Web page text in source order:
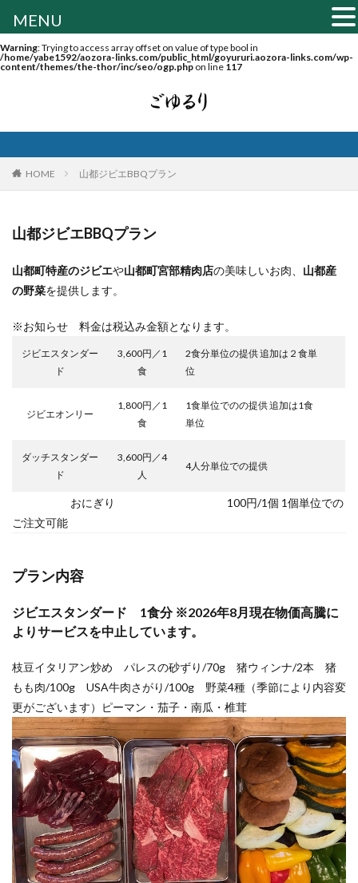
Warning: Trying to access array offset on value of type bool in
/home/yabe1592/aozora-links.com/public_html/goyururi.aozora-links.com/wp-
content/themes/the-thor/inc/seo/ogp.php on line 117
HOME 山都ジビエBBQプラン
山都ジビエBBQプラン
山都町特産のジビエや山都町宮部精肉店の美味しいお肉、 山都産
の野菜を提供します。
※お知らせ 料金は税込み金額となります。
ジビエスタンダー
ド
3,600円／1
食
2食分単位の提供 追加は２食単
位
ジビエオンリー
1,800円／1
食
1食単位でのの提供 追加は1食
単位
ダッチスタンダー
ド
3,600円／4
人
4人分単位での提供
おにぎり 100円/1個 1個単位での
ご注文可能
プラン内容
ジビエスタンダード 1食分 ※2026年8月現在物価高騰に
よりサービスを中止しています。
枝豆イタリアン炒め パレスの砂ずり/70g 猪ウィンナ/2本 猪
もも肉/100g USA牛肉さがり/100g 野菜4種（季節により内容変
更がございます）ピーマン・茄子・南瓜・椎茸
MENU